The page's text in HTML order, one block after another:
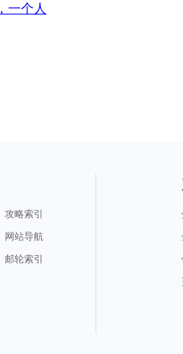
，一个人
攻略索引
网站导航
邮轮索引